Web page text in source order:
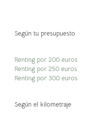
Según tu presupuesto
Renting por 200 euros
Renting por 250 euros
Renting por 300 euros
Según el kilometraje